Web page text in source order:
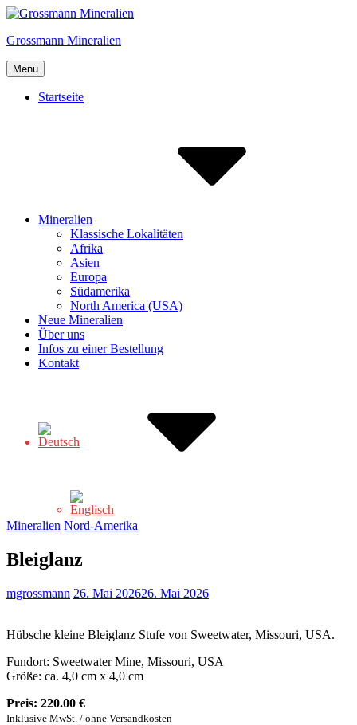
Skip
content
Grossmann Mineralien
Menu
Startseite
Mineralien
Klassische Lokalitäten
Afrika
Asien
Europa
Südamerika
North America (USA)
Neue Mineralien
Über uns
Infos zu einer Bestellung
Kontakt
Mineralien Nord-Amerika
Bleiglanz
mgrossmann 26. Mai 202626. Mai 2026
Hübsche kleine Bleiglanz Stufe von Sweetwater, Missouri, USA.
Fundort: Sweetwater Mine, Missouri, USA
Größe: ca. 4,0 cm x 4,0 cm
Preis: 220.00 €
Inklusive MwSt. / ohne Versandkosten